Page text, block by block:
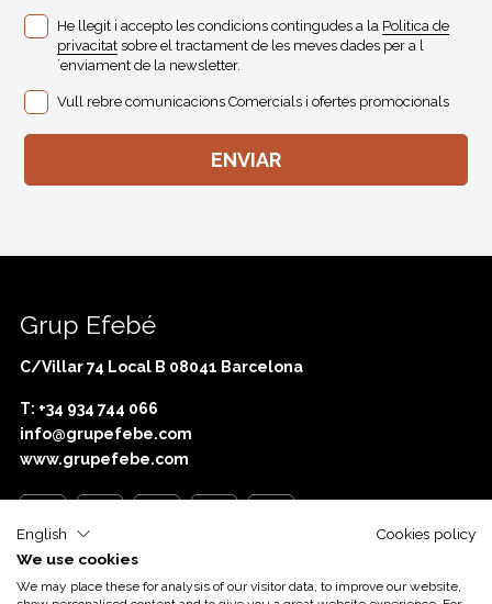
He llegit i accepto les condicions contingudes a la Politica de
privacitat sobre el tractament de les meves dades per a l
´enviament de la newsletter.
Vull rebre comunicacions Comercials i ofertes promocionals
Grup Efebé
C/Villar 74 Local B 08041 Barcelona
T: +34 934 744 066
info@grupefebe.com
www.grupefebe.com
Amb el suport d’Acció
English
Cookies policy
We use cookies
We may place these for analysis of our visitor data, to improve our website,